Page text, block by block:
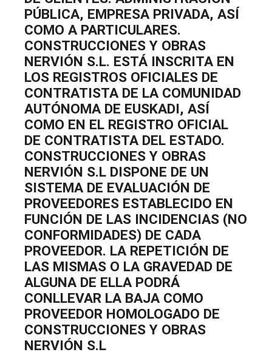
PÚBLICA, EMPRESA PRIVADA, ASÍ
COMO A PARTICULARES.
CONSTRUCCIONES Y OBRAS
NERVIÓN S.L. ESTÁ INSCRITA EN
LOS REGISTROS OFICIALES DE
CONTRATISTA DE LA COMUNIDAD
AUTÓNOMA DE EUSKADI, ASÍ
COMO EN EL REGISTRO OFICIAL
DE CONTRATISTA DEL ESTADO.
CONSTRUCCIONES Y OBRAS
NERVIÓN S.L DISPONE DE UN
SISTEMA DE EVALUACIÓN DE
PROVEEDORES ESTABLECIDO EN
FUNCIÓN DE LAS INCIDENCIAS (NO
CONFORMIDADES) DE CADA
PROVEEDOR. LA REPETICIÓN DE
LAS MISMAS O LA GRAVEDAD DE
ALGUNA DE ELLA PODRÁ
CONLLEVAR LA BAJA COMO
PROVEEDOR HOMOLOGADO DE
CONSTRUCCIONES Y OBRAS
NERVIÓN S.L